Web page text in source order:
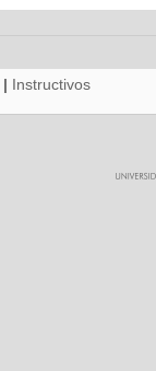
| Instructivos